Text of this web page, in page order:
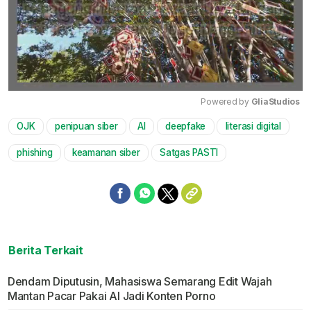
Mute
Powered by GliaStudios
OJK penipuan siber AI deepfake literasi digital
phishing keamanan siber Satgas PASTI
Berita Terkait
Dendam Diputusin, Mahasiswa Semarang Edit Wajah
Mantan Pacar Pakai AI Jadi Konten Porno